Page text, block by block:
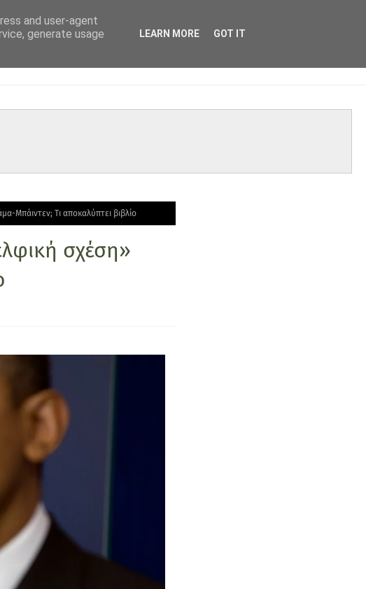
Τι αποκαλύπτει βιβλίο
σχέση»
and user-agent
generate usage
LEARN MORE GOT IT